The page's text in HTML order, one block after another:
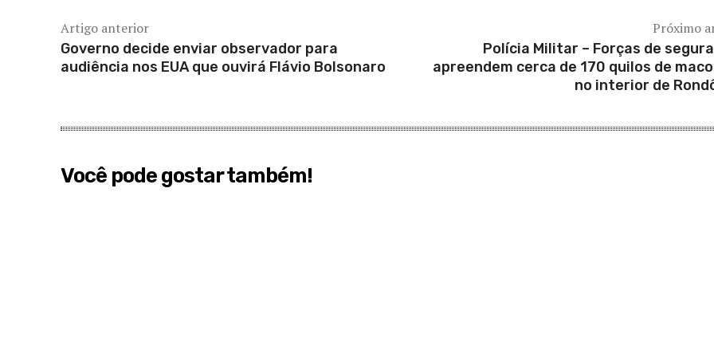
Artigo anterior
Governo decide enviar observador para
audiência nos EUA que ouvirá Flávio Bolsonaro
Próximo
Polícia Militar – Forças de
apreendem cerca de 170 quilos de
no interior de
Você pode gostar também!